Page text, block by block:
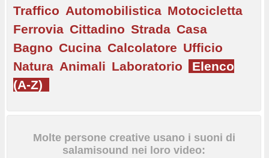
Traffico Automobilistica Motocicletta
Ferrovia Cittadino Strada Casa
Bagno Cucina Calcolatore Ufficio
Natura Animali Laboratorio
Elenco
(A-Z)
Molte persone creative usano i suoni di
salamisound nei loro video: